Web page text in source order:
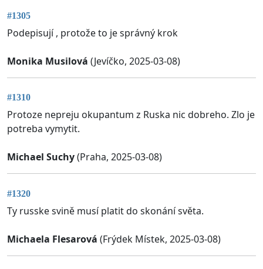
#1305
Podepisují , protože to je správný krok
Monika Musilová (Jevíčko, 2025-03-08)
#1310
Protoze nepreju okupantum z Ruska nic dobreho. Zlo je
potreba vymytit.
Michael Suchy(Praha, 2025-03-08)
#1320
Ty russke svině musí platit do skonání světa.
Michaela Flesarová (Frýdek Místek, 2025-03-08)